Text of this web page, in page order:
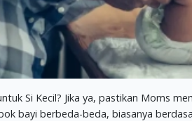
Si Kecil? Jika ya, pastikan Moms
bayi berbeda-beda, biasanya